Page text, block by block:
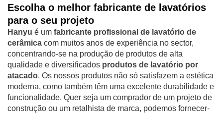
Escolha o melhor fabricante de lavatórios
para o seu projeto
Hanyu é um fabricante profissional de lavatório de
cerâmica com muitos anos de experiência no sector,
concentrando-se na produção de produtos de alta
qualidade e diversificados produtos de lavatório por
atacado. Os nossos produtos não só satisfazem a estética
moderna, como também têm uma excelente durabilidade e
funcionalidade. Quer seja um comprador de um projeto de
construção ou um retalhista de marca, podemos fornecer-